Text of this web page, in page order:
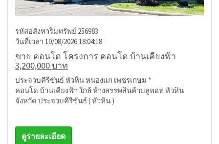
รหัสอสังหาริมทรัพย์ 256983
วันที่เวลา 10/08/2026 18:04:18
ขาย คอนโด โครงการ คอนโด บ้านเคียงฟ้า
3,200,000 บาท
ประจวบคีรีขันธ์ หัวหิน หนองแก เพชรเกษม *
คอนโด บ้านเคียงฟ้า ใกล้ ห้างสรรพสินค้าบลูพอท หัวหิน
จังหวัด ประจวบคีรีขันธ์ ( หัวหิน )
ดูรายละเอียด